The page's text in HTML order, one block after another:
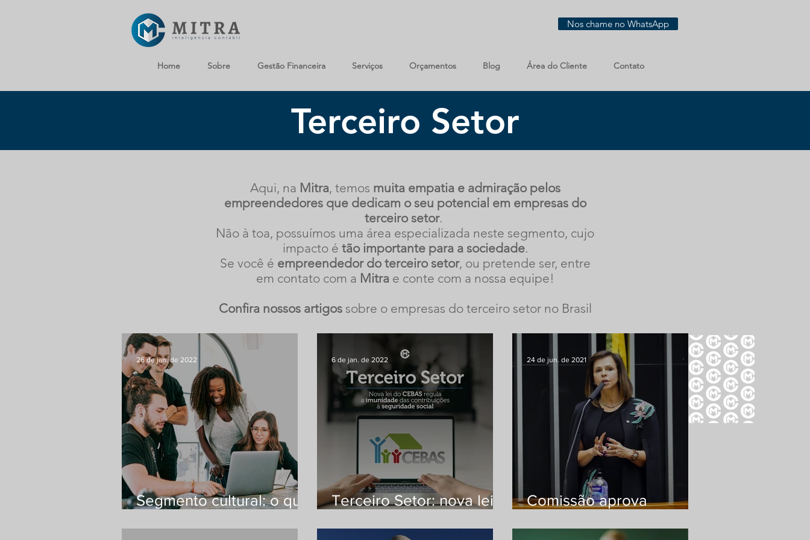
Nos chame no WhatsApp
Home Sobre Gestão Financeira Serviços Orçamentos Blog Área do Cliente Contato
Terceiro Setor
Aqui, na Mitra, temos muita empatia e admiração pelos
empreendedores que dedicam o seu potencial em empresas do
terceiro setor.
Não à toa, possuímos uma área especializada neste segmento, cujo
impacto é tão importante para a sociedade.
Se você é empreendedor do terceiro setor, ou pretende ser, entre
em contato com a Mitrae conte com a nossa equipe!
Confira nossos artigossobre o empresas do terceiro setor no Brasil
Segmento cultural: o que
26 de jan. de 2022
Terceiro Setor: nova lei
imunidade das
6 de jan. de 2022
Comissão aprova
regras para imunidade
24 de jun. de 2021